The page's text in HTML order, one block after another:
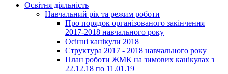
Освітня діяльність
Навчальний рік та режим роботи
Про порядок організованого закінчення
2017-2018 навчального року
Осінні канікули 2018
Структура 2017 - 2018 навчального року
План роботи ЖМК на зимових канікулах з
22.12.18 по 11.01.19